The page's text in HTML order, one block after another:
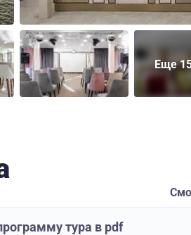
Еще
тура в pdf